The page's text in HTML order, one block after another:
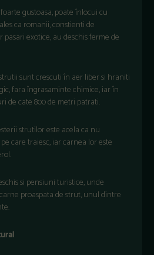
gustoasa, poate înlocui cu
ca romanii, constienti de
exotice, au deschis ferme de
sunt crescuti în aer liber si hraniti
fara îngrasaminte chimice, iar în
de cate 800 de metri patrati.
strutilor este acela ca nu
care traiesc, iar carnea lor este
si pensiuni turistice, unde
proaspata de strut, unul dintre